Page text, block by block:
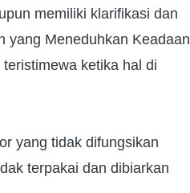
memiliki klarifikasi dan
yang Meneduhkan Keadaan
ketika hal di
yang tidak difungsikan
terpakai dan dibiarkan